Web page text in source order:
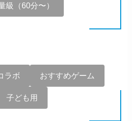
級（60分〜）
ラボ おすすめゲーム
子ども用